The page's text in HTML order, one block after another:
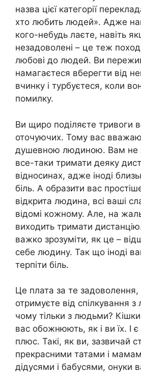
назва цієї категорії
хто любить людей». Адже
кого-небудь лаєте, навіть
незадоволені – це теж
любові до людей. Ви
намагаєтеся вберегти від
вчинку і турбуєтеся, коли
помилку.
Ви щиро поділяєте тривоги
оточуючих. Тому вас
душевною людиною. Вам не
все-таки тримати деяку
відносинах, адже іноді
біль. А образити вас
відкрита людина, всі ваші
відомі кожному. Але, на
виходить тримати
важко зрозуміти, як це –
себе людину. Так що іноді
терпіти біль.
Це плата за те задоволення,
отримуєте від спілкування
чому тільки з людьми?
вас обожнюють, як і ви їх. І
плюс. Такі, як ви, зазвичай
прекрасними татами і
дідусями і бабусями, онуки